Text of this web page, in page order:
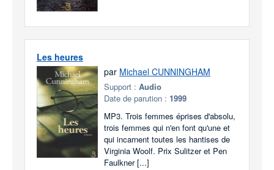
Les heures
par Michael CUNNINGHAM
Support : Audio
Date de parution : 1999
MP3. Trois femmes éprises d'absolu,
trois femmes qui n'en font qu'une et
qui incarnent toutes les hantises de
Virginia Woolf. Prix Sulitzer et Pen
Faulkner [...]